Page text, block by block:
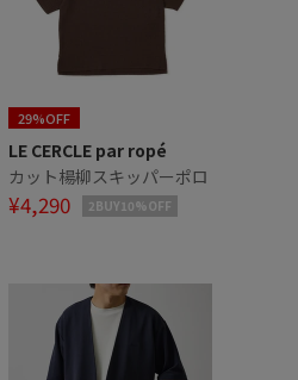
29%OFF
LE CERCLE par ropé
カット楊柳スキッパーポロ
¥4,290 2BUY10%OFF